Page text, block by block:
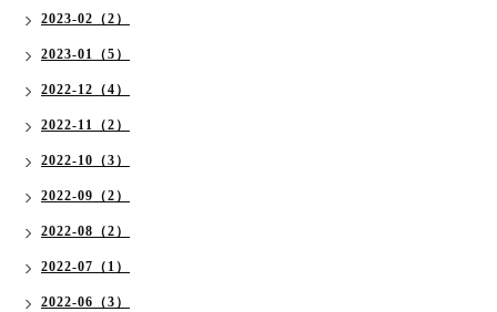
2023-02（2）
2023-01（5）
2022-12（4）
2022-11（2）
2022-10（3）
2022-09（2）
2022-08（2）
2022-07（1）
2022-06（3）